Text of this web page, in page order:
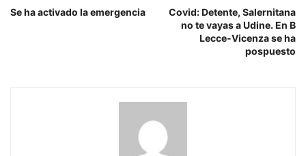
Se ha activado la emergencia
Covid: Detente, Salernitana
no te vayas a Udine. En B
Lecce-Vicenza se ha
pospuesto